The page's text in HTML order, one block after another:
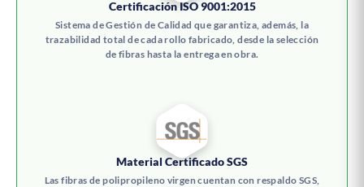
Certificación ISO 9001:2015
Sistema de Gestión de Calidad que garantiza, además, la
trazabilidad total de cada rollo fabricado, desde la selección
de fibras hasta la entrega en obra.
Material Certificado SGS
Las fibras de polipropileno virgen cuentan con respaldo SGS,